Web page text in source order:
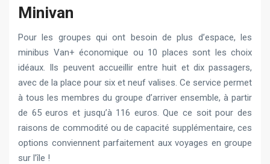
Minivan
Pour les groupes qui ont besoin de plus d’espace, les
minibus Van+ économique ou 10 places sont les choix
idéaux. Ils peuvent accueillir entre huit et dix passagers,
avec de la place pour six et neuf valises. Ce service permet
à tous les membres du groupe d’arriver ensemble, à partir
de 65 euros et jusqu’à 116 euros. Que ce soit pour des
raisons de commodité ou de capacité supplémentaire, ces
options conviennent parfaitement aux voyages en groupe
sur l’île !